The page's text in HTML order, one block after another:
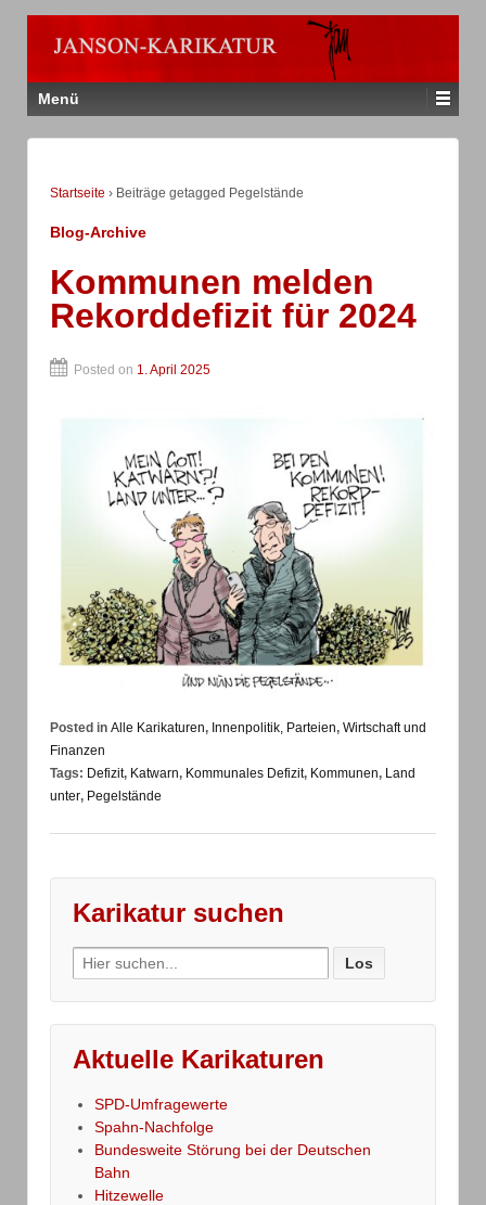
Menü
Startseite › Beiträge getagged Pegelstände
Blog-Archive
Kommunen melden
Rekorddefizit für 2024
Posted on 1. April 2025
Posted in Alle Karikaturen, Innenpolitik, Parteien, Wirtschaft und
Finanzen
Tags: Defizit, Katwarn, Kommunales Defizit, Kommunen, Land
unter, Pegelstände
Karikatur suchen
Search
for:
Aktuelle Karikaturen
SPD-Umfragewerte
Spahn-Nachfolge
Bundesweite Störung bei der Deutschen
Bahn
Hitzewelle